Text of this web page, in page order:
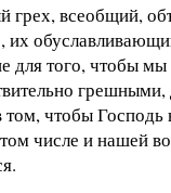
грех, всеобщий,
их
для того, чтобы
грешными,
чтобы Господь
числе и нашей